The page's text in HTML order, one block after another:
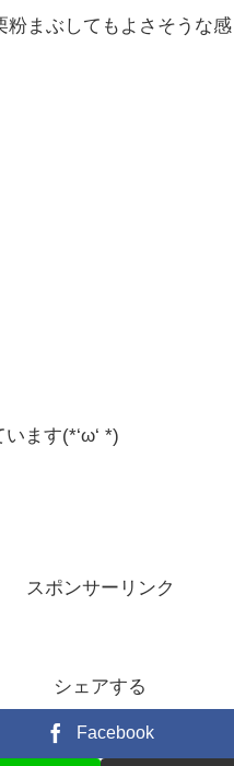
ます(*‘ω‘ *)